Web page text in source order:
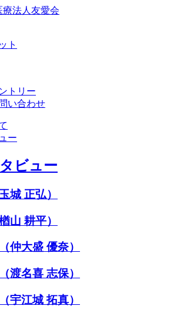
ト
トリー
い合わせ
ー
ビュー
城 正弘）
山 耕平）
仲大盛 優奈）
渡名喜 志保）
宇江城 拓真）